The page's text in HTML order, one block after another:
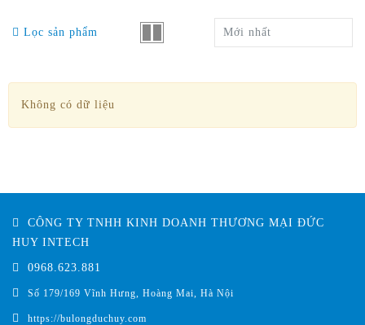
Lọc sản phẩm Mới nhất
Không có dữ liệu
CÔNG TY TNHH KINH DOANH THƯƠNG MẠI ĐỨC
HUY INTECH
0968.623.881
Số 179/169 Vĩnh Hưng, Hoàng Mai, Hà Nội
https://bulongduchuy.com